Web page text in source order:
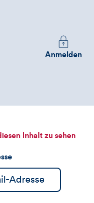
Melden
Sie
sehen
Anmelden
Inhalt zu sehen